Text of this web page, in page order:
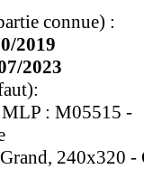
connue) :
2019
2023
MLP : M05515 -
240x320 -